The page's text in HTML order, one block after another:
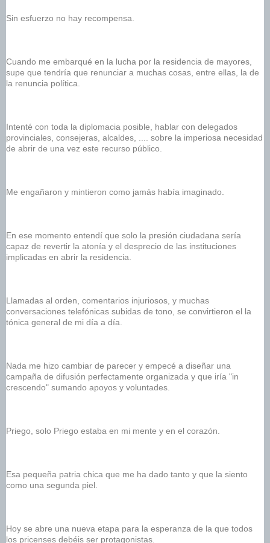
Sin esfuerzo no hay recompensa.
Cuando me embarqué en la lucha por la residencia de mayores,
supe que tendría que renunciar a muchas cosas, entre ellas, la de
la renuncia política.
Intenté con toda la diplomacia posible, hablar con delegados
provinciales, consejeras, alcaldes, .... sobre la imperiosa necesidad
de abrir de una vez este recurso público.
Me engañaron y mintieron como jamás había imaginado.
En ese momento entendí que solo la presión ciudadana sería
capaz de revertir la atonía y el desprecio de las instituciones
implicadas en abrir la residencia.
Llamadas al orden, comentarios injuriosos, y muchas
conversaciones telefónicas subidas de tono, se convirtieron el la
tónica general de mi día a día.
Nada me hizo cambiar de parecer y empecé a diseñar una
campaña de difusión perfectamente organizada y que iría "in
crescendo" sumando apoyos y voluntades.
Priego, solo Priego estaba en mi mente y en el corazón.
Esa pequeña patria chica que me ha dado tanto y que la siento
como una segunda piel.
Hoy se abre una nueva etapa para la esperanza de la que todos
los pricenses debéis ser protagonistas.